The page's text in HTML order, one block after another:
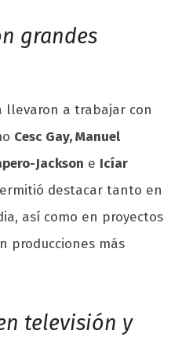
grandes
llevaron a trabajar con
Cesc Gay, Manuel
Jackson e Icíar
destacar tanto en
así como en proyectos
producciones más
televisión y